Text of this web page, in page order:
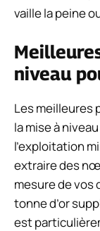
vaille la peine
niveau
Les meilleures
la mise à
l’exploitation
extraire des
mesure de vos
tonne d’or
est